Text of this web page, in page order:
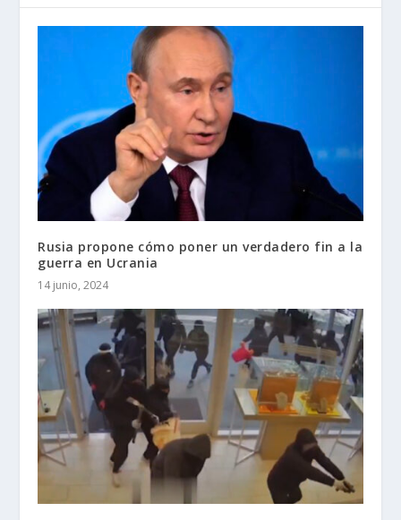
Rusia propone cómo poner un verdadero fin a la
guerra en Ucrania
14 junio, 2024